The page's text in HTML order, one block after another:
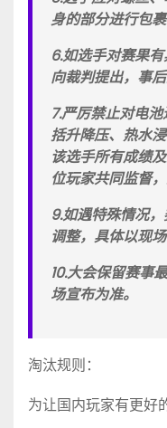
身的部分进行包裹
6.如选手对赛果
向裁判提出，事
7.严厉禁止对电
括升降压、热水
该选手所有成绩
位玩家共同监督
9.如遇特殊情况
调整，具体以现
10.大会保留赛事
场宣布为准。
淘汰规则：
为让国内玩家有更好